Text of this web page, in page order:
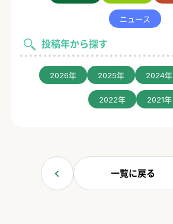
ニュース
投稿年から探す
2026年 2025年 2024年
2022年 2021年
一覧に戻る